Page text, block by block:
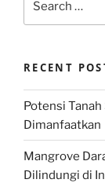
RECENT
Potensi
Dimanfaatkan
Mangrove
Dilindungi di